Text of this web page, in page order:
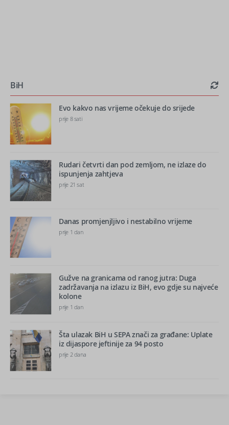
BiH
Evo kakvo nas vrijeme očekuje do srijede
prije 8 sati
Rudari četvrti dan pod zemljom, ne izlaze do
ispunjenja zahtjeva
prije 21 sat
Danas promjenjljivo i nestabilno vrijeme
prije 1 dan
Gužve na granicama od ranog jutra: Duga
zadržavanja na izlazu iz BiH, evo gdje su najveće
kolone
prije 1 dan
Šta ulazak BiH u SEPA znači za građane: Uplate
iz dijaspore jeftinije za 94 posto
prije 2 dana